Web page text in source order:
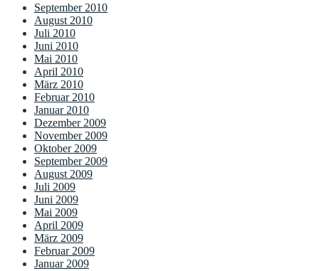
September 2010
August 2010
Juli 2010
Juni 2010
Mai 2010
April 2010
März 2010
Februar 2010
Januar 2010
Dezember 2009
November 2009
Oktober 2009
September 2009
August 2009
Juli 2009
Juni 2009
Mai 2009
April 2009
März 2009
Februar 2009
Januar 2009